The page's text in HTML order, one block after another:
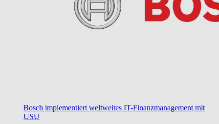
Bosch implementiert weltweites IT-Finanzmanagement mit
USU